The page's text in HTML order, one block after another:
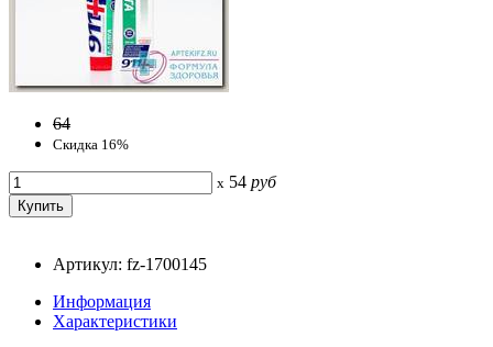
64
Скидка 16%
x 54 руб
Артикул: fz-1700145
Информация
Характеристики